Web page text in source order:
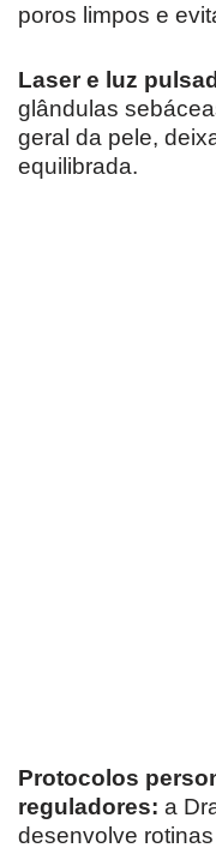
poros limpos e
Laser e luz
glândulas
geral da pele,
equilibrada.
Protocolos
reguladores: a
desenvolve